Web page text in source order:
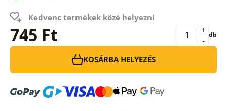
Kedvenc termékek közé helyezni
745 Ft -
+ db
KOSÁRBA HELYEZÉS